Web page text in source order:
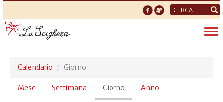
Form
di
ricerca
Calendario Giorno
Schede
Mese Settimana Giorno (scheda
attiva)
Anno